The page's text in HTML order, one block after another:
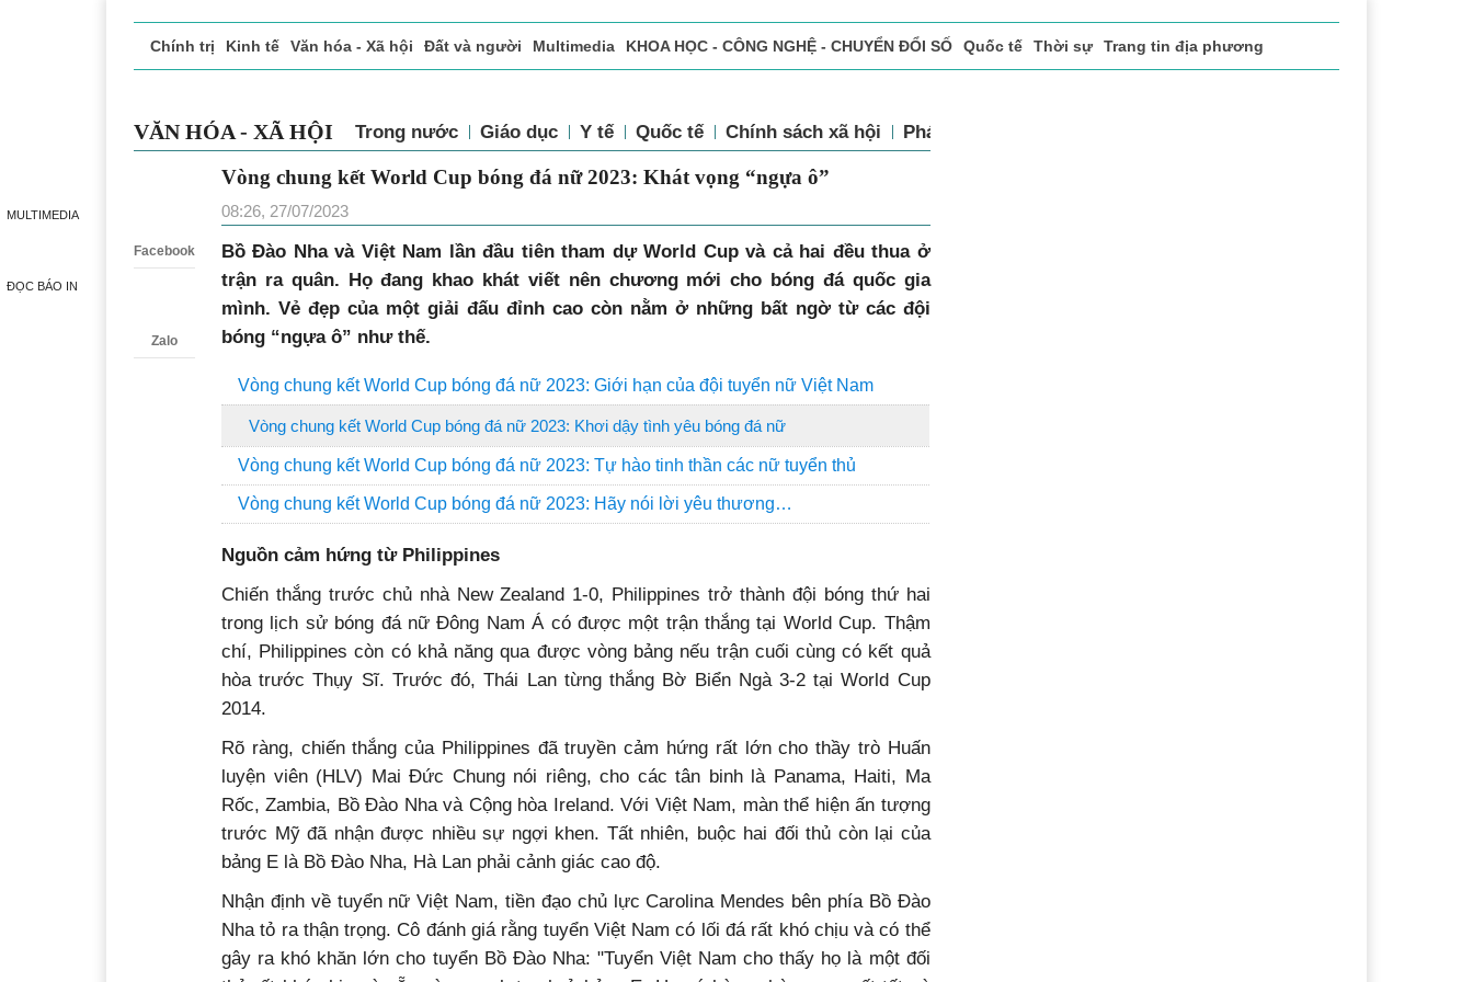
MULTIMEDIA
ĐỌC BÁO IN
Chính trị Kinh tế Văn hóa - Xã hội Đất và người Multimedia KHOA HỌC - CÔNG NGHỆ - CHUYỂN ĐỔI SỐ Quốc tế Thời sự Trang tin địa phương
VĂN HÓA - XÃ HỘI Trong nước Giáo dục Y tế Quốc tế Chính sách xã hội Pháp luật
Facebook
Zalo
Vòng chung kết World Cup bóng đá nữ 2023: Khát vọng “ngựa ô”
08:26, 27/07/2023
Bồ Đào Nha và Việt Nam lần đầu tiên tham dự World Cup và cả hai đều thua ở
trận ra quân. Họ đang khao khát viết nên chương mới cho bóng đá quốc gia
mình. Vẻ đẹp của một giải đấu đỉnh cao còn nằm ở những bất ngờ từ các đội
bóng “ngựa ô” như thế.
Vòng chung kết World Cup bóng đá nữ 2023: Giới hạn của đội tuyển nữ Việt Nam
Vòng chung kết World Cup bóng đá nữ 2023: Khơi dậy tình yêu bóng đá nữ
Vòng chung kết World Cup bóng đá nữ 2023: Tự hào tinh thần các nữ tuyển thủ
Vòng chung kết World Cup bóng đá nữ 2023: Hãy nói lời yêu thương…
Nguồn cảm hứng từ Philippines
Chiến thắng trước chủ nhà New Zealand 1-0, Philippines trở thành đội bóng thứ hai
trong lịch sử bóng đá nữ Đông Nam Á có được một trận thắng tại World Cup. Thậm
chí, Philippines còn có khả năng qua được vòng bảng nếu trận cuối cùng có kết quả
hòa trước Thụy Sĩ. Trước đó, Thái Lan từng thắng Bờ Biển Ngà 3-2 tại World Cup
2014.
Rõ ràng, chiến thắng của Philippines đã truyền cảm hứng rất lớn cho thầy trò Huấn
luyện viên (HLV) Mai Đức Chung nói riêng, cho các tân binh là Panama, Haiti, Ma
Rốc, Zambia, Bồ Đào Nha và Cộng hòa Ireland. Với Việt Nam, màn thể hiện ấn tượng
trước Mỹ đã nhận được nhiều sự ngợi khen. Tất nhiên, buộc hai đối thủ còn lại của
bảng E là Bồ Đào Nha, Hà Lan phải cảnh giác cao độ.
Nhận định về tuyển nữ Việt Nam, tiền đạo chủ lực Carolina Mendes bên phía Bồ Đào
Nha tỏ ra thận trọng. Cô đánh giá rằng tuyển Việt Nam có lối đá rất khó chịu và có thể
gây ra khó khăn lớn cho tuyển Bồ Đào Nha: "Tuyển Việt Nam cho thấy họ là một đối